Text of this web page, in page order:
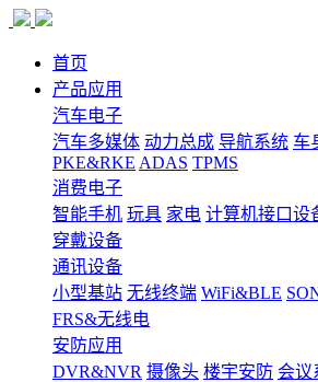
首页
产品应用
汽车电子
汽车多媒体 动力总成 导航系统 车
PKE&RKE ADAS TPMS
消费电子
智能手机 玩具 家电 计算机接口设
穿戴设备
通讯设备
小型基站 无线终端 WiFi&BLE
FRS&无线电
安防应用
DVR&NVR 摄像头 楼宇安防 会议